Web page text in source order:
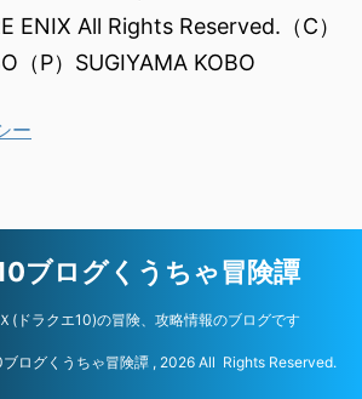
ENIX All Rights Reserved.（C）
（P）SUGIYAMA KOBO
ー
ブログくうちゃ冒険譚
(ドラクエ10)の冒険、攻略情報のブログです
ログくうちゃ冒険譚 , 2026 All Rights Reserved.